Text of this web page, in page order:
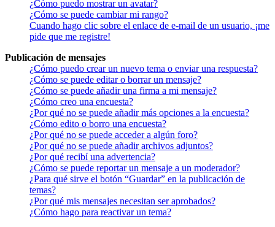
¿Cómo puedo mostrar un avatar?
¿Cómo se puede cambiar mi rango?
Cuando hago clic sobre el enlace de e-mail de un usuario, ¡me
pide que me registre!
Publicación de mensajes
¿Cómo puedo crear un nuevo tema o enviar una respuesta?
¿Cómo se puede editar o borrar un mensaje?
¿Cómo se puede añadir una firma a mi mensaje?
¿Cómo creo una encuesta?
¿Por qué no se puede añadir más opciones a la encuesta?
¿Cómo edito o borro una encuesta?
¿Por qué no se puede acceder a algún foro?
¿Por qué no se puede añadir archivos adjuntos?
¿Por qué recibí una advertencia?
¿Cómo se puede reportar un mensaje a un moderador?
¿Para qué sirve el botón “Guardar” en la publicación de
temas?
¿Por qué mis mensajes necesitan ser aprobados?
¿Cómo hago para reactivar un tema?